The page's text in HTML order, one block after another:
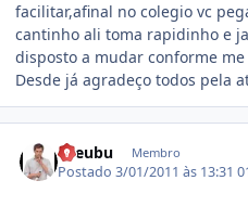
facilitar,afinal no colegio vc
cantinho ali toma rapidinho e
disposto a mudar conforme
Desde já agradeço todos pela
axeubu Membro
Postado3/01/2011 às 13:31